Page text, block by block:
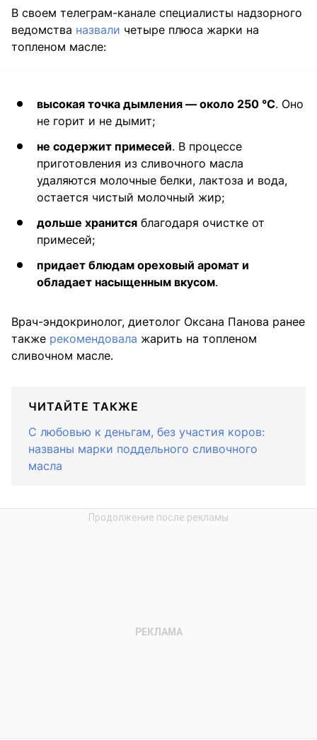
В своем телеграм-канале специалисты надзорного
ведомства назвали четыре плюса жарки на
топленом масле:
высокая точка дымления — около 250 °C. Оно
не горит и не дымит;
не содержит примесей. В процессе
приготовления из сливочного масла
удаляются молочные белки, лактоза и вода,
остается чистый молочный жир;
дольше хранится благодаря очистке от
примесей;
придает блюдам ореховый аромат и
обладает насыщенным вкусом.
Врач-эндокринолог, диетолог Оксана Панова ранее
также рекомендовала жарить на топленом
сливочном масле.
ЧИТАЙТЕ ТАКЖЕ
С любовью к деньгам, без участия коров:
названы марки поддельного сливочного
масла